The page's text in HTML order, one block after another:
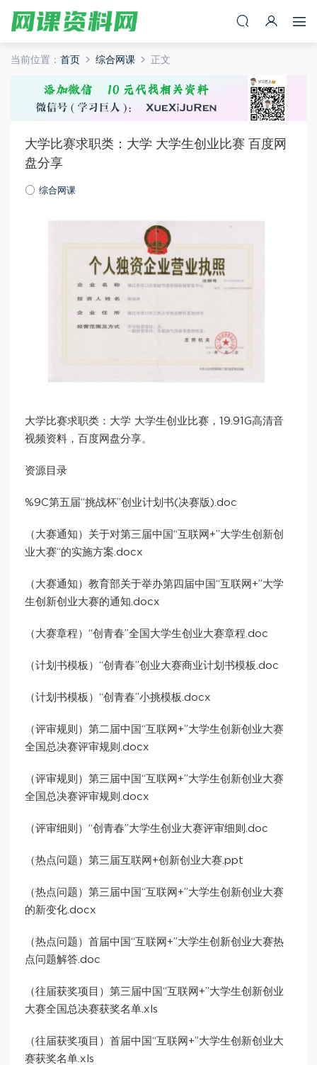
当前位置： 首页 综合网课 正文
大学比赛求职类：大学 大学生创业比赛 百度网
盘分享
综合网课
大学比赛求职类：大学 大学生创业比赛，19.91G高清音
视频资料，百度网盘分享。
资源目录
%9C第五届“挑战杯”创业计划书(决赛版).doc
（大赛通知）关于对第三届中国“互联网+”大学生创新创
业大赛“的实施方案.docx
（大赛通知）教育部关于举办第四届中国“互联网+”大学
生创新创业大赛的通知.docx
（大赛章程）“创青春”全国大学生创业大赛章程.doc
（计划书模板）“创青春”创业大赛商业计划书模板.doc
（计划书模板）“创青春”小挑模板.docx
（评审规则）第二届中国“互联网+”大学生创新创业大赛
全国总决赛评审规则.docx
（评审规则）第三届中国“互联网+”大学生创新创业大赛
全国总决赛评审规则.docx
（评审细则）“创青春”大学生创业大赛评审细则.doc
（热点问题）第三届互联网+创新创业大赛.ppt
（热点问题）第三届中国“互联网+”大学生创新创业大赛
的新变化.docx
（热点问题）首届中国“互联网+”大学生创新创业大赛热
点问题解答.doc
（往届获奖项目）第三届中国“互联网+”大学生创新创业
大赛全国总决赛获奖名单.xls
（往届获奖项目）首届中国“互联网+”大学生创新创业大
赛获奖名单.xls